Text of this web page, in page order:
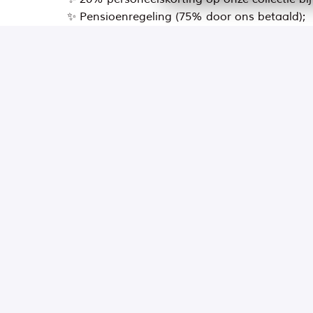
✨ Pensioenregeling (75% door ons betaald);